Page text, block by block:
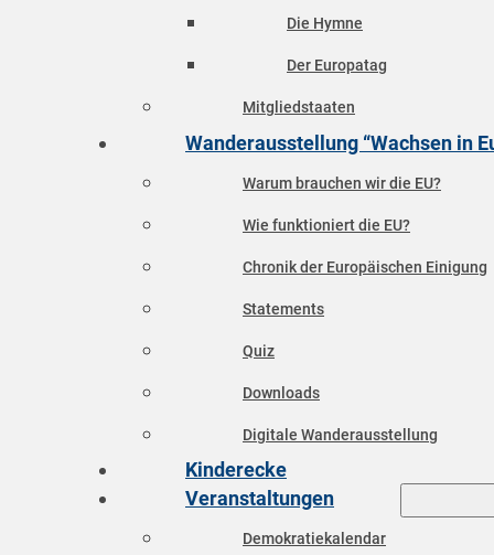
Die Hymne
Der Europatag
Mitgliedstaaten
Wanderausstellung “Wachsen in
Warum brauchen wir die EU?
Wie funktioniert die EU?
Chronik der Europäischen Einigung
Statements
Quiz
Downloads
Digitale Wanderausstellung
Kinderecke
Veranstaltungen
Demokratiekalendar